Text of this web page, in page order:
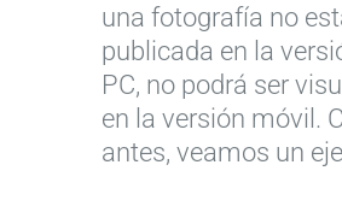
una fotografía no
publicada en la
PC, no podrá ser
en la versión móvil.
antes, veamos un